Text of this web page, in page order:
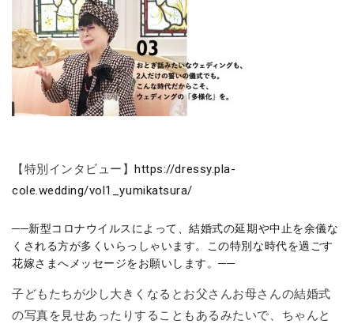
【特別インタビュー】 https://dressy.pla-
cole.wedding/vol1_yumikatsura/
──新型コロナウイルスによって、結婚式の延期や中止を余儀な
くされる方が多くいらっしゃいます。この特別な時代を過ごす
花嫁さまへメッセージをお願いします。──
子どもたちが少し大きくなるとお父さんお母さんの結婚式
の写真を見せあったりすることもあるみたいで、ちゃんと